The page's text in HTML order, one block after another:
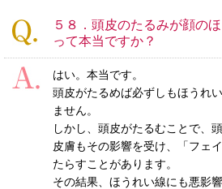
５８．頭皮のたるみが顔の
って本当ですか？
はい。本当です。
頭皮がたるめば必ずしもほうれ
ません。
しかし、頭皮がたるむことで、
皮膚もその影響を受け、「フェ
たらすことがあります。
その結果、ほうれい線にも悪影